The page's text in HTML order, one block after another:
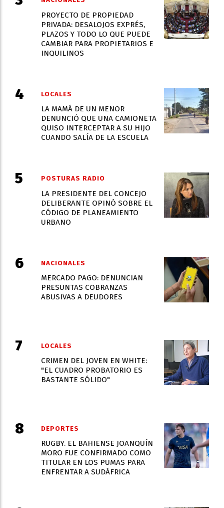
PROYECTO DE PROPIEDAD
PRIVADA: DESALOJOS EXPRÉS,
PLAZOS Y TODO LO QUE PUEDE
CAMBIAR PARA PROPIETARIOS E
INQUILINOS
LA MAMÁ DE UN MENOR
DENUNCIÓ QUE UNA CAMIONETA
QUISO INTERCEPTAR A SU HIJO
CUANDO SALÍA DE LA ESCUELA
LOCALES
LA PRESIDENTE DEL CONCEJO
DELIBERANTE OPINÓ SOBRE EL
CÓDIGO DE PLANEAMIENTO
URBANO
POSTURAS RADIO
MERCADO PAGO: DENUNCIAN
PRESUNTAS COBRANZAS
ABUSIVAS A DEUDORES
NACIONALES
CRIMEN DEL JOVEN EN WHITE:
"EL CUADRO PROBATORIO ES
BASTANTE SÓLIDO"
LOCALES
RUGBY. EL BAHIENSE JOANQUÍN
MORO FUE CONFIRMADO COMO
TITULAR EN LOS PUMAS PARA
ENFRENTAR A SUDÁFRICA
DEPORTES